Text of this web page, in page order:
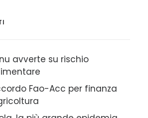
avverte su rischio
Fao-Acc per finanza